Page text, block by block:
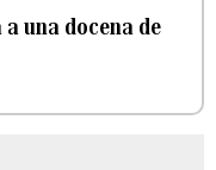
a una docena de